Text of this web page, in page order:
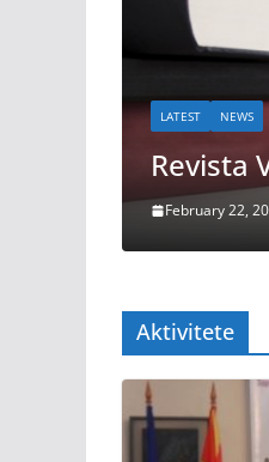
LATEST NEWS
Revista
February 22,
Aktivitete